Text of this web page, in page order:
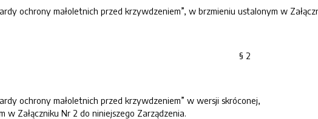
ochrony małoletnich przed krzywdzeniem”, w brzmieniu ustalonym w
§ 2
ochrony małoletnich przed krzywdzeniem” w wersji skróconej,
w Załączniku Nr 2 do niniejszego Zarządzenia.